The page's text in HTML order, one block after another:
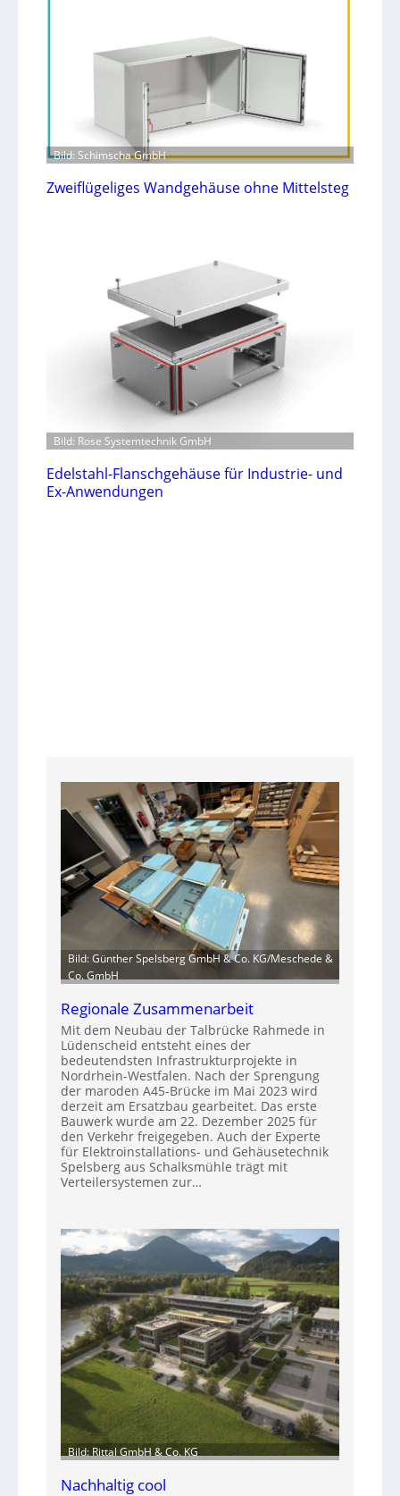
Bild: Schimscha GmbH
Zweiflügeliges Wandgehäuse ohne Mittelsteg
Bild: Rose Systemtechnik GmbH
Edelstahl-Flanschgehäuse für Industrie- und
Ex-Anwendungen
Bild: Günther Spelsberg GmbH & Co. KG/Meschede &
Co. GmbH
Regionale Zusammenarbeit
Mit dem Neubau der Talbrücke Rahmede in
Lüdenscheid entsteht eines der
bedeutendsten Infrastrukturprojekte in
Nordrhein-Westfalen. Nach der Sprengung
der maroden A45-Brücke im Mai 2023 wird
derzeit am Ersatzbau gearbeitet. Das erste
Bauwerk wurde am 22. Dezember 2025 für
den Verkehr freigegeben. Auch der Experte
für Elektroinstallations- und Gehäusetechnik
Spelsberg aus Schalksmühle trägt mit
Verteilersystemen zur…
Bild: Rittal GmbH & Co. KG
Nachhaltig cool